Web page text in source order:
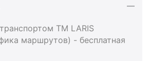
ТМ LARIS
маршрутов) - бесплатная